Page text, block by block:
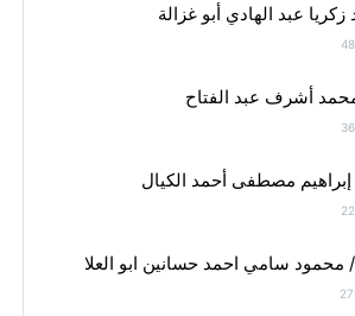
عبد الهادي أبو غزالة
أشرف عبد الفتاح
مصطفى أحمد الكيال
سامي احمد حسانين ابو العلا